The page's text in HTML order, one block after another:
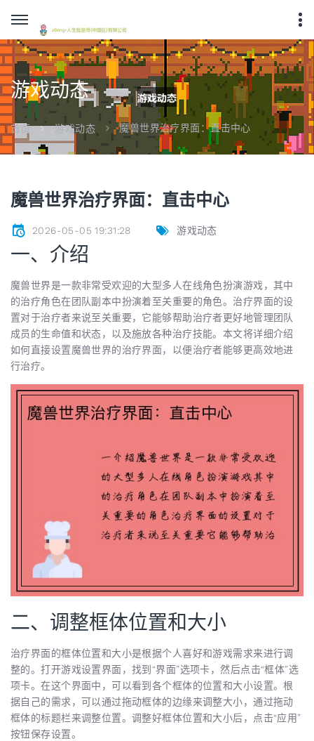
游戏动态
首页 游戏动态 魔兽世界治疗界面：直击中心
魔兽世界治疗界面：直击中心
2026-05-05 19:31:28 游戏动态
一、介绍
魔兽世界是一款非常受欢迎的大型多人在线角色扮演游戏，其中
的治疗角色在团队副本中扮演着至关重要的角色。治疗界面的设
置对于治疗者来说至关重要，它能够帮助治疗者更好地管理团队
成员的生命值和状态，以及施放各种治疗技能。本文将详细介绍
如何直接设置魔兽世界的治疗界面，以便治疗者能够更高效地进
行治疗。
二、调整框体位置和大小
治疗界面的框体位置和大小是根据个人喜好和游戏需求来进行调
整的。打开游戏设置界面，找到“界面”选项卡，然后点击“框体”选
项卡。在这个界面中，可以看到各个框体的位置和大小设置。根
据自己的需求，可以通过拖动框体的边缘来调整大小，通过拖动
框体的标题栏来调整位置。调整好框体位置和大小后，点击“应用”
按钮保存设置。